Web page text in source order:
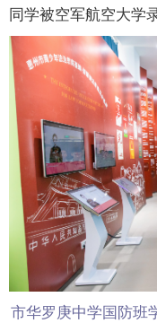
同学被空军航空大学
市华罗庚中学国防班